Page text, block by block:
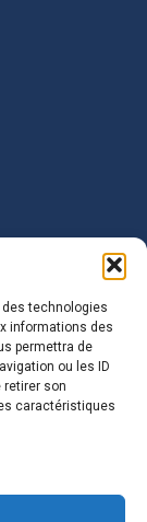
technologies
informations des
permettra de
ou les ID
retirer son
caractéristiques